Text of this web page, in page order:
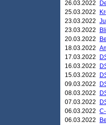
26.03.2022
25.03.2022
23.03.2022
23.03.2022
20.03.2022
18.03.2022
17.03.2022
16.03.2022
15.03.2022
09.03.2022
08.03.2022
07.03.2022
06.03.2022
06.03.2022